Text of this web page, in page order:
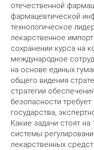
отечественной
фармацевтической
технологическое
лекарственное
сохранении курса на
международное
на основе единых
общего видения
стратегии
безопасности
государства,
Какие задачи стоят
системы
лекарственных